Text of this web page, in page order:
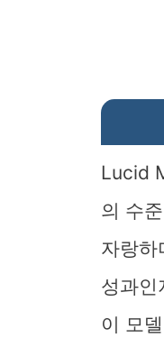
Lucid
의 수
자랑
성과
이 모